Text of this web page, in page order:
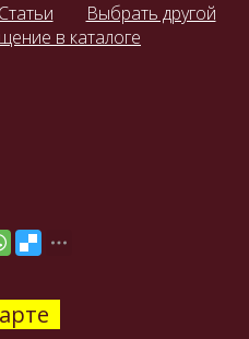
Статьи
Выбрать другой
в каталоге